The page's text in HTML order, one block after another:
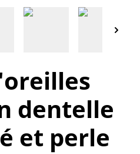
dentelle
et perle